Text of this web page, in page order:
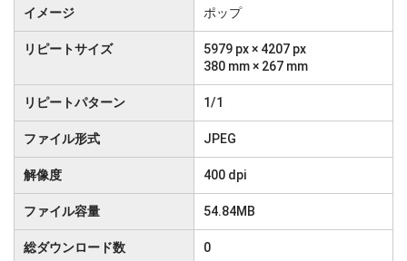
イメージ ポップ
リピートサイズ
5979 px × 4207 px
380 mm × 267 mm
リピートパターン 1/1
ファイル形式 JPEG
解像度 400 dpi
ファイル容量 54.84MB
総ダウンロード数 0